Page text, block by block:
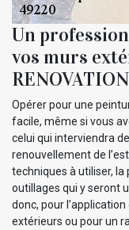
Un
vos murs
Opérer pour une
facile, même si vous
celui qui interviendra
renouvellement de
techniques à utiliser,
outillages qui y seront
donc, pour
extérieurs ou pour un